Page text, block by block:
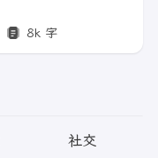
8k 字
社交